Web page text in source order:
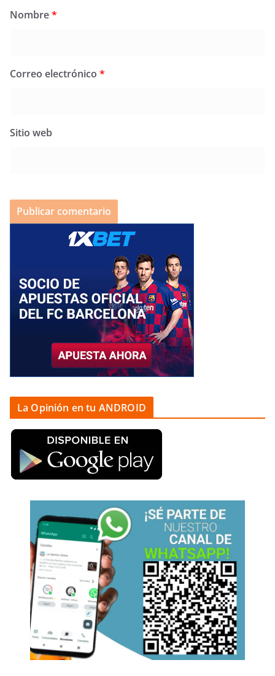
Nombre*
Correo electrónico *
Sitio web
La Opinión en tu ANDROID